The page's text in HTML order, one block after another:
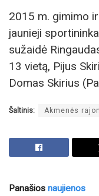
2015 m. gimimo
jaunieji
sužaidė
13 vietą, Pijus
Domas Skirius
Šaltinis: Akmenės
Panašios naujienos